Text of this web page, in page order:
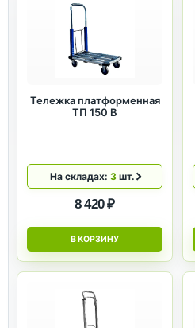
Тележка платформенная
ТП 150 B
На складах: 3шт.
8 420 ₽
В КОРЗИНУ